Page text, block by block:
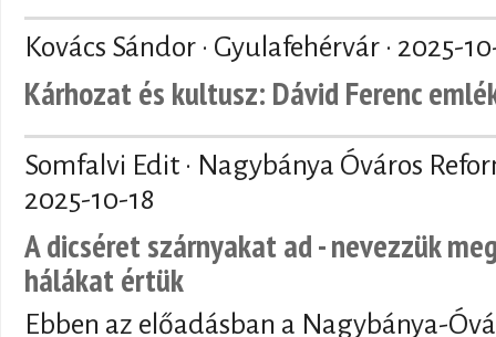
Kovács Sándor · Gyulafehérvár · 2025-
Kárhozat és kultusz: Dávid Ferenc
Somfalvi Edit · Nagybánya Óváros
2025-10-18
A dicséret szárnyakat ad - nevezzük
hálákat értük
Ebben az előadásban a Nagybánya-